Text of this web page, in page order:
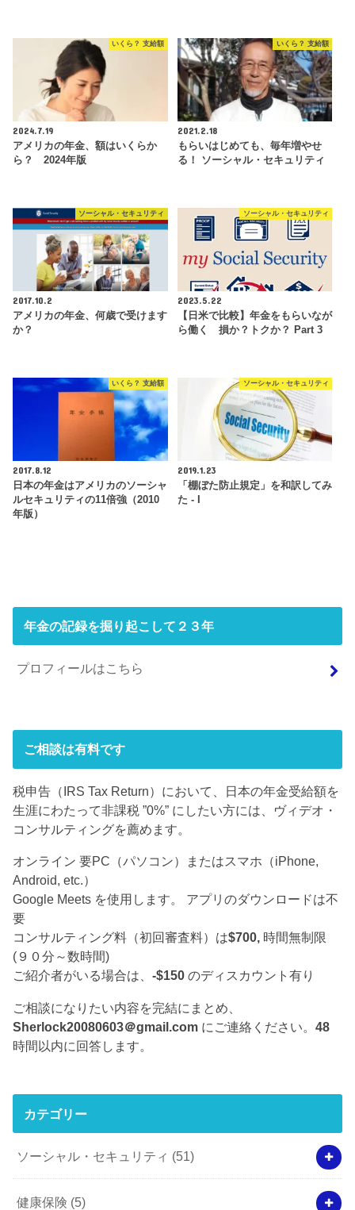
いくら？ 支給額
2024.7.19
アメリカの年金、額はいくらか
ら？ 2024年版
いくら？ 支給額
2021.2.18
もらいはじめても、毎年増やせ
る！ ソーシャル・セキュリティ
ソーシャル・セキュリティ
2017.10.2
アメリカの年金、何歳で受けます
か？
ソーシャル・セキュリティ
2023.5.22
【日米で比較】年金をもらいなが
ら働く 損か？トクか？ Part 3
いくら？ 支給額
2017.8.12
日本の年金はアメリカのソーシャ
ルセキュリティの11倍強（2010
年版）
ソーシャル・セキュリティ
2019.1.23
「棚ぼた防止規定」を和訳してみ
た - I
年金の記録を掘り起こして２３年
プロフィールはこちら
ご相談は有料です
税申告（IRS Tax Return）において、日本の年金受給額を
生涯にわたって非課税 ”0%” にしたい方には、ヴィデオ・
コンサルティングを薦めます。
オンライン 要PC（パソコン）またはスマホ（iPhone,
Android, etc.）
Google Meets を使用します。 アプリのダウンロードは不
要
コンサルティング料（初回審査料）は$700, 時間無制限
(９０分～数時間)
ご紹介者がいる場合は、-$150 のディスカウント有り
ご相談になりたい内容を完結にまとめ、
Sherlock20080603＠gmail.com にご連絡ください。48
時間以内に回答します。
カテゴリー
ソーシャル・セキュリティ (51)
健康保険 (5)